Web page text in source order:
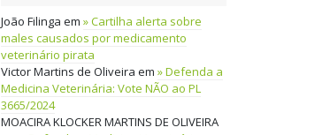
João Filinga em
Cartilha alerta sobre
males causados por medicamento
veterinário pirata
Victor Martins de Oliveira em
Defenda a
Medicina Veterinária: Vote NÃO ao PL
3665/2024
MOACIRA KLOCKER MARTINS DE OLIVEIRA